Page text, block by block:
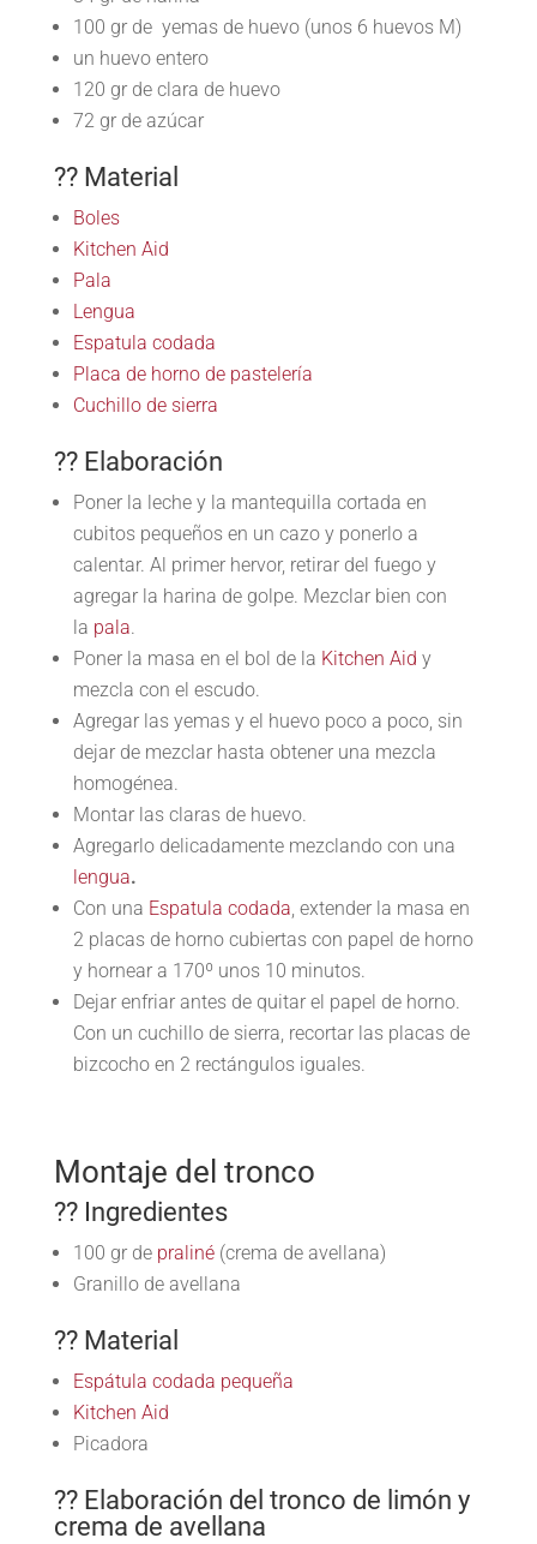
100 gr de yemas de huevo (unos 6 huevos M)
un huevo entero
120 gr de clara de huevo
72 gr de azúcar
?? Material
Boles
Kitchen Aid
Pala
Lengua
Espatula codada
Placa de horno de pastelería
Cuchillo de sierra
?? Elaboración
Poner la leche y la mantequilla cortada en
cubitos pequeños en un cazo y ponerlo a
calentar. Al primer hervor, retirar del fuego y
agregar la harina de golpe. Mezclar bien con
la pala.
Poner la masa en el bol de la Kitchen Aid y
mezcla con el escudo.
Agregar las yemas y el huevo poco a poco, sin
dejar de mezclar hasta obtener una mezcla
homogénea.
Montar las claras de huevo.
Agregarlo delicadamente mezclando con una
lengua.
Con una Espatula codada, extender la masa en
2 placas de horno cubiertas con papel de horno
y hornear a 170º unos 10 minutos.
Dejar enfriar antes de quitar el papel de horno.
Con un cuchillo de sierra, recortar las placas de
bizcocho en 2 rectángulos iguales.
Montaje del tronco
?? Ingredientes
100 gr de praliné(crema de avellana)
Granillo de avellana
?? Material
Espátula codada pequeña
Kitchen Aid
Picadora
?? Elaboración del tronco de limón y
crema de avellana